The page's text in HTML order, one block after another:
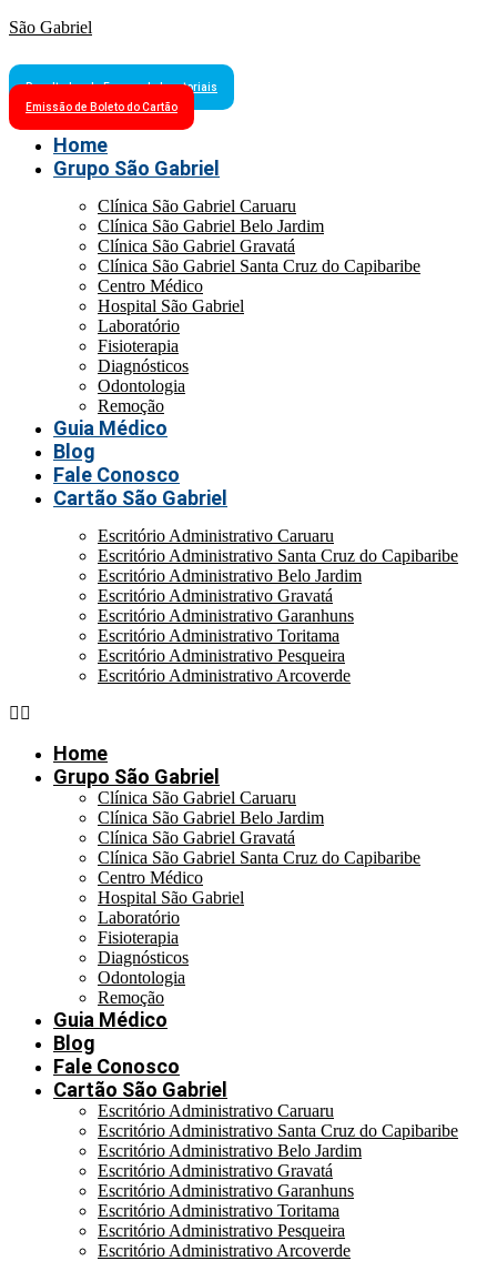
São Gabriel
Resultados de Exames Laboratoriais
Emissão de Boleto do Cartão
Home
Grupo São Gabriel
Clínica São Gabriel Caruaru
Clínica São Gabriel Belo Jardim
Clínica São Gabriel Gravatá
Clínica São Gabriel Santa Cruz do Capibaribe
Centro Médico
Hospital São Gabriel
Laboratório
Fisioterapia
Diagnósticos
Odontologia
Remoção
Guia Médico
Blog
Fale Conosco
Cartão São Gabriel
Escritório Administrativo Caruaru
Escritório Administrativo Santa Cruz do Capibaribe
Escritório Administrativo Belo Jardim
Escritório Administrativo Gravatá
Escritório Administrativo Garanhuns
Escritório Administrativo Toritama
Escritório Administrativo Pesqueira
Escritório Administrativo Arcoverde
Home
Grupo São Gabriel
Clínica São Gabriel Caruaru
Clínica São Gabriel Belo Jardim
Clínica São Gabriel Gravatá
Clínica São Gabriel Santa Cruz do Capibaribe
Centro Médico
Hospital São Gabriel
Laboratório
Fisioterapia
Diagnósticos
Odontologia
Remoção
Guia Médico
Blog
Fale Conosco
Cartão São Gabriel
Escritório Administrativo Caruaru
Escritório Administrativo Santa Cruz do Capibaribe
Escritório Administrativo Belo Jardim
Escritório Administrativo Gravatá
Escritório Administrativo Garanhuns
Escritório Administrativo Toritama
Escritório Administrativo Pesqueira
Escritório Administrativo Arcoverde